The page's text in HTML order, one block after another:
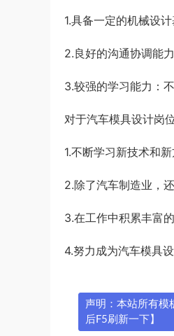
1.具备一定的机械设
2.良好的沟通协调能
3.较强的学习能力：
对于汽车模具设计岗
1.不断学习新技术和
2.除了汽车制造业，
3.在工作中积累丰富
4.努力成为汽车模具
声明：本站所有模
后F5刷新一下】